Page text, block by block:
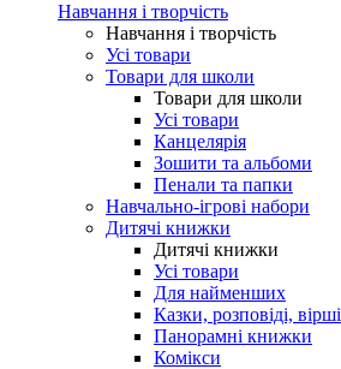
Навчання і творчість
Навчання і творчість
Усі товари
Товари для школи
Товари для школи
Усі товари
Канцелярія
Зошити та альбоми
Пенали та папки
Навчально-ігрові набори
Дитячі книжки
Дитячі книжки
Усі товари
Для найменших
Казки, розповіді, вірші
Панорамні книжки
Комікси